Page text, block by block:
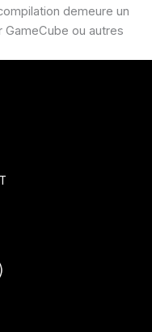
demeure un
ou autres